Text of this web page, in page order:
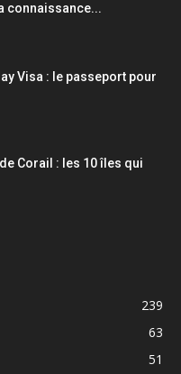
connaissance...
Visa : le passeport pour
Corail : les 10 îles qui
239
63
51